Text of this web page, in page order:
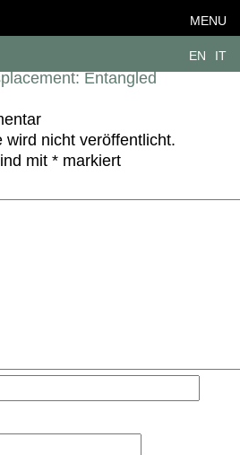
MENU
EN IT
Entangled
wird nicht veröffentlicht.
mit *markiert